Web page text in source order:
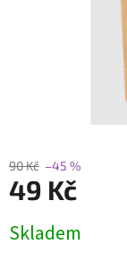
90 Kč –45 %
49 Kč
cena:
Skladem